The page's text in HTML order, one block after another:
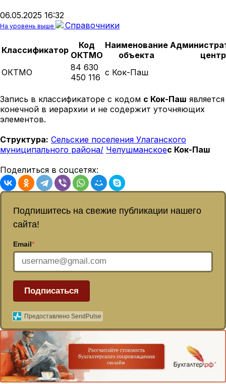
06.05.2025 16:32
На уровень выше Справочники
Классификатор
Код
ОКТМО
Наименование
объекта
центр
ОКТМО
84 630
450 116 с Кок-Паш
Запись в классификаторе с кодом с Кок-Паш является
конечной в иерархии и не содержит уточняющих
элементов.
Структура: Сельские поселения Улаганского
муниципального района/ Челушманскоес Кок-Паш
Поделиться в соцсетях:
Подпишитесь на свежие публикации нашего
сайта!
Email*
Подписаться
Предоставлено SendPulse